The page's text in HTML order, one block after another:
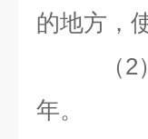
的地方，
（2）
年。